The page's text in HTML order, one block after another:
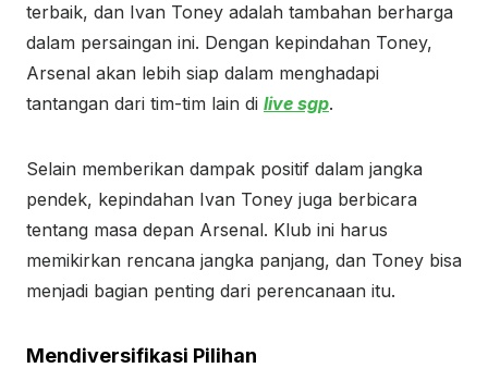
terbaik, dan Ivan Toney adalah tambahan berharga
dalam persaingan ini. Dengan kepindahan Toney,
Arsenal akan lebih siap dalam menghadapi
tantangan dari tim-tim lain di live sgp.
Selain memberikan dampak positif dalam jangka
pendek, kepindahan Ivan Toney juga berbicara
tentang masa depan Arsenal. Klub ini harus
memikirkan rencana jangka panjang, dan Toney bisa
menjadi bagian penting dari perencanaan itu.
Mendiversifikasi Pilihan